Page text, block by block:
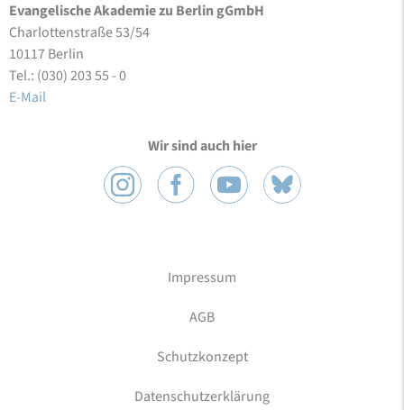
Evangelische Akademie zu Berlin gGmbH
Charlottenstraße 53/54
10117 Berlin
Tel.: (030) 203 55 - 0
E-Mail
Wir sind auch hier
Impressum
AGB
Schutzkonzept
Datenschutzerklärung